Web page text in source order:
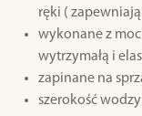
ręki (
wykonane z
wytrzymałą i
zapinane na
szerokość